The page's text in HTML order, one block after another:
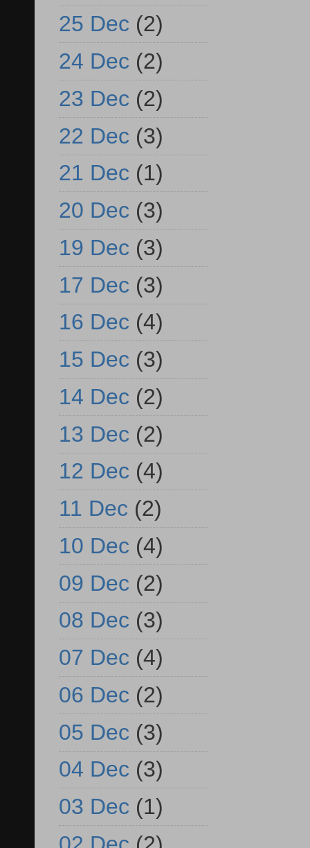
25 Dec (2)
24 Dec (2)
23 Dec (2)
22 Dec (3)
21 Dec (1)
20 Dec (3)
19 Dec (3)
17 Dec (3)
16 Dec (4)
15 Dec (3)
14 Dec (2)
13 Dec (2)
12 Dec (4)
11 Dec (2)
10 Dec (4)
09 Dec (2)
08 Dec (3)
07 Dec (4)
06 Dec (2)
05 Dec (3)
04 Dec (3)
03 Dec (1)